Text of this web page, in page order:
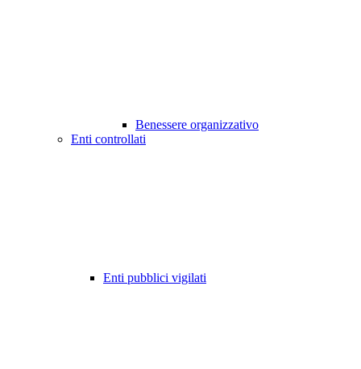
Benessere organizzativo
Enti controllati
Enti pubblici vigilati